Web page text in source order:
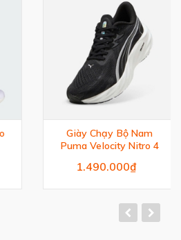
Giày Chạy Bộ Nam
Puma Velocity Nitro 4
1.490.000₫